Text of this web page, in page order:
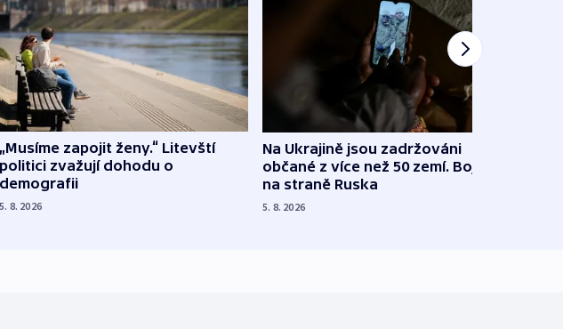
„Musíme zapojit ženy.“ Litevští
politici zvažují dohodu o
demografii
5. 8. 2026
Na Ukrajině jsou zadržováni
občané z více než 50 zemí. Bojovali
na straně Ruska
5. 8. 2026